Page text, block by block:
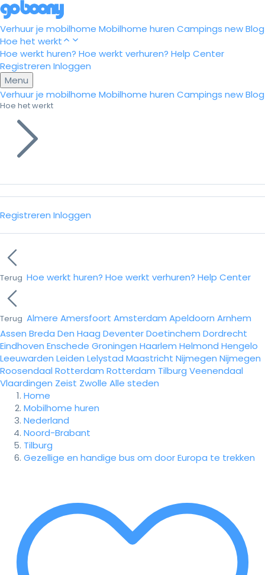
Verhuur je mobilhome Mobilhome huren Campings newBlog
Hoe het werkt
Hoe werkt huren? Hoe werkt verhuren? Help Center
Registreren Inloggen
Menu
Verhuur je mobilhome Mobilhome huren Campings newBlog
Hoe het werkt
Registreren Inloggen
Terug Hoe werkt huren? Hoe werkt verhuren? Help Center
Terug Almere Amersfoort Amsterdam Apeldoorn Arnhem
Assen Breda Den Haag DeventerDoetinchem Dordrecht
Eindhoven Enschede Groningen Haarlem Helmond Hengelo
Leeuwarden Leiden Lelystad Maastricht Nijmegen Nijmegen
Roosendaal Rotterdam Rotterdam Tilburg Veenendaal
Vlaardingen Zeist Zwolle Alle steden
Home
Mobilhome huren
Nederland
Noord-Brabant
Tilburg
Gezellige en handige bus om door Europa te trekken